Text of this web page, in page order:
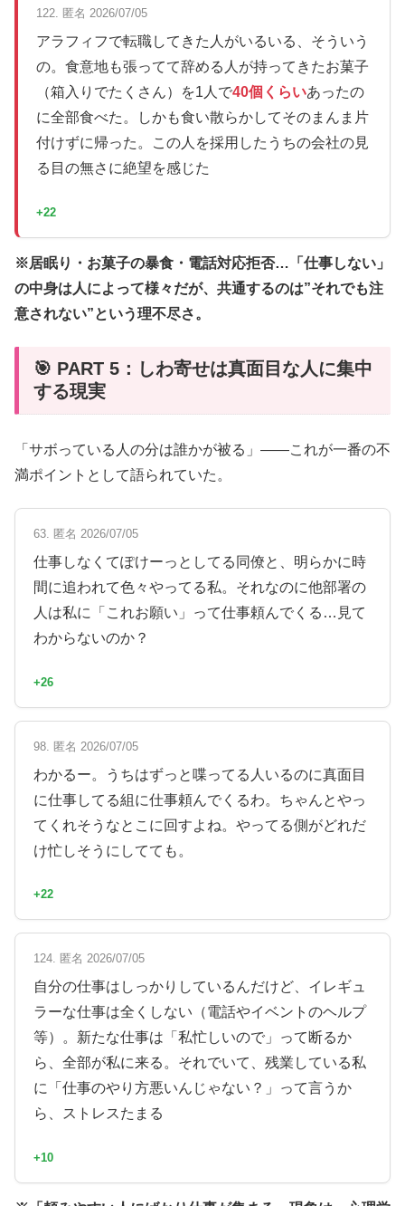
122. 匿名 2026/07/05
アラフィフで転職してきた人がいるいる、そういう
の。食意地も張ってて辞める人が持ってきたお菓子
（箱入りでたくさん）を1人で40個くらいあったの
に全部食べた。しかも食い散らかしてそのまんま片
付けずに帰った。この人を採用したうちの会社の見
る目の無さに絶望を感じた
+22
※居眠り・お菓子の暴食・電話対応拒否…「仕事しない」
の中身は人によって様々だが、共通するのは”それでも注
意されない”という理不尽さ。
🎯 PART 5：しわ寄せは真面目な人に集中
する現実
「サボっている人の分は誰かが被る」——これが一番の不
満ポイントとして語られていた。
63. 匿名 2026/07/05
仕事しなくてぽけーっとしてる同僚と、明らかに時
間に追われて色々やってる私。それなのに他部署の
人は私に「これお願い」って仕事頼んでくる…見て
わからないのか？
+26
98. 匿名 2026/07/05
わかるー。うちはずっと喋ってる人いるのに真面目
に仕事してる組に仕事頼んでくるわ。ちゃんとやっ
てくれそうなとこに回すよね。やってる側がどれだ
け忙しそうにしてても。
+22
124. 匿名 2026/07/05
自分の仕事はしっかりしているんだけど、イレギュ
ラーな仕事は全くしない（電話やイベントのヘルプ
等）。新たな仕事は「私忙しいので」って断るか
ら、全部が私に来る。それでいて、残業している私
に「仕事のやり方悪いんじゃない？」って言うか
ら、ストレスたまる
+10